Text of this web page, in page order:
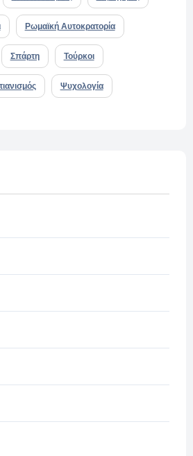
Ρωμαϊκή Αυτοκρατορία
Σπάρτη Τούρκοι
Ψυχολογία